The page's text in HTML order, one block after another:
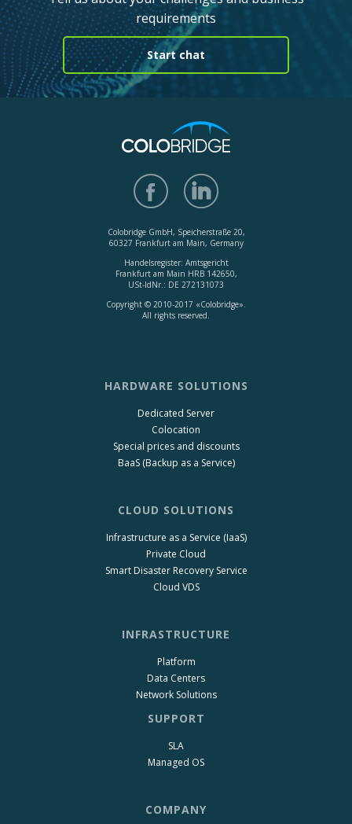
requirements
Start chat
Colobridge GmbH, Speicherstraße 20,
60327 Frankfurt am Main, Germany
Handelsregister: Amtsgericht
Frankfurt am Main HRB 142650,
USt-IdNr.: DE 272131073
Copyright © 2010-2017 «Colobridge».
All rights reserved.
HARDWARE SOLUTIONS
Dedicated Server
Colocation
Special prices and discounts
BaaS (Backup as a Service)
CLOUD SOLUTIONS
Infrastructure as a Service (IaaS)
Private Cloud
Smart Disaster Recovery Service
Cloud VDS
INFRASTRUCTURE
Platform
Data Centers
Network Solutions
SUPPORT
SLA
Managed OS
COMPANY